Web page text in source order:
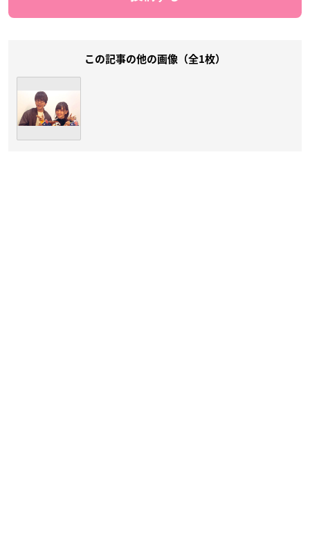
この記事の他の画像（全1枚）